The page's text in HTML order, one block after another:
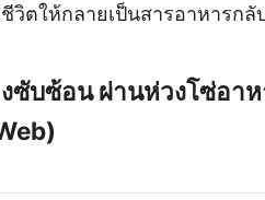
ตให้กลายเป็นสารอาหารก
ซับซ้อนผ่านห่วงโซ่อาห